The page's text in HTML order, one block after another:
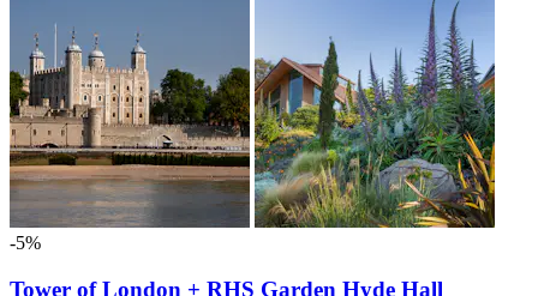
-5%
Tower of London + RHS Garden Hyde Hall